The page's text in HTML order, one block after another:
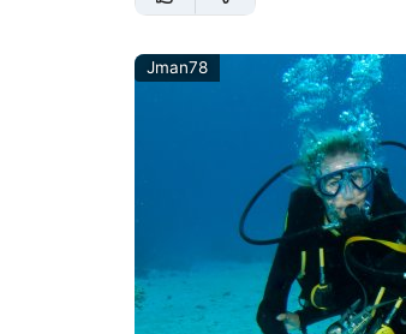
Jman78